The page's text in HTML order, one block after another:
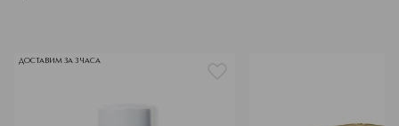
ДОСТАВИМ ЗА 3 ЧАСА